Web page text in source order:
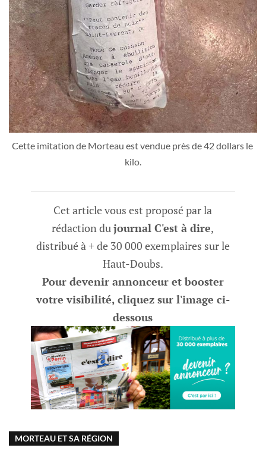
Cette imitation de Morteau est vendue près de 42 dollars le
kilo.
Cet article vous est proposé par la
rédaction dujournal C'est à dire,
distribué à + de 30 000 exemplaires sur le
Haut-Doubs.
Pour devenir annonceur et booster
votre visibilité, cliquez sur l'image ci-
dessous
MORTEAU ET SA RÉGION